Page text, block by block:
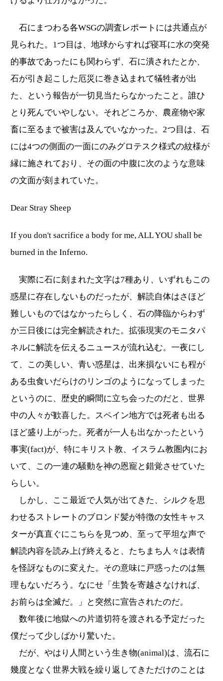
石にまつわる各WSGの調査レポートには共通点が
見られた。1つ目は、地球からすれば寝耳に水の突発
的事故であったにも関わらず、石に潰されたとか、
石が引き起こした厄災に巻き込まれて犠牲者が出
た、という報告が一切見当たらなかったこと。誰ひ
とり死んでいやしない。それどころか、農産物や家
畜に至るまで被害は及んでいなかった。2つ目は、石
には4つの側面の一面にのみグロテスク様式の紋様が
縁に施されており、その面の中腹に次のような意味
の文面が刻まれていた。
Dear Stray Sheep
If you don't sacrifice a body for me, ALL YOU shall be
burned in the Inferno.
実際に石に刻まれた文字は7種あり、いずれもこの
惑星に存在しないものだったが、解読自体はさほど
難しいものではなかったらしく、石の降臨からわず
か三日後には完全解読された。拡張現実のモニタパ
ネルに解読を伝えるニュースが流れ込む。一夜にし
て、この美しい、青い惑星は、出来損ないにも程が
ある虫食いだらけのリンゴのようになってしまった
というのに、歴史的瞬間に立ち会ったのだと、世界
中の人々が歓喜した。スペイン地方では死者も出る
ほど盛り上がった。死者が一人も出なかったという
事実(fact)が、特にキリスト教、イスラム教圏内にお
いて、この一連の騒動を神の恩寵と錯覚させていた
らしい。
しかし、ここ最近で人気が出てきた、シルクを思
わせるストレートのブロンド髪が特徴の女性キャス
ターが真直ぐにこちらを見つめ、至って平坦な声で
解読内容を読み上げ終えると、たちまち人々は表情
を怪訝なものに変えた。その意味に戸惑ったのは無
理もないだろう。なにせ「生贄を寄越さなければ、
お前らは全滅だ。」と突然に宣告されたのだ。
数年後に地獄への片道切符を渡される予定だった
僕だって少しばかり驚いた。
だが、やはり人間という生き物(animal)は、流石に
幾度となく世界大戦を繰り返してきただけのことは